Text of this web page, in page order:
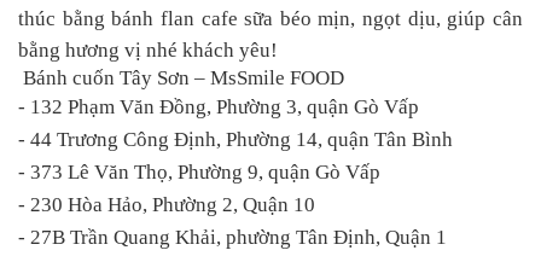
thúc bằng bánh flan cafe sữa béo mịn, ngọt dịu, giúp cân
bằng hương vị nhé khách yêu!
Bánh cuốn Tây Sơn – MsSmile FOOD
- 132 Phạm Văn Đồng, Phường 3, quận Gò Vấp
- 44 Trương Công Định, Phường 14, quận Tân Bình
- 373 Lê Văn Thọ, Phường 9, quận Gò Vấp
- 230 Hòa Hảo, Phường 2, Quận 10
- 27B Trần Quang Khải, phường Tân Định, Quận 1